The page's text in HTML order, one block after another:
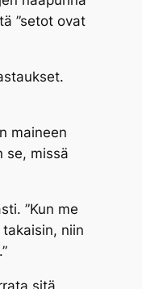
”setot ovat
maineen
se, missä
”Kun me
niin
sitä